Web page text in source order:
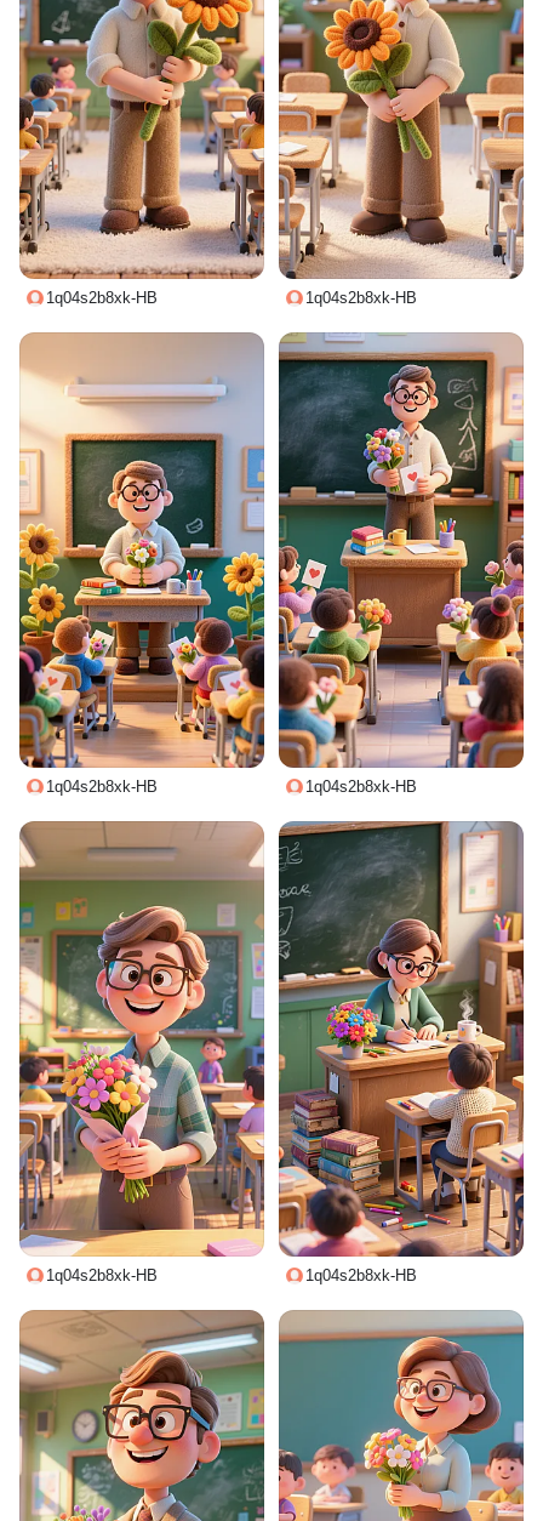
1q04s2b8xk-HB 1q04s2b8xk-HB
1q04s2b8xk-HB 1q04s2b8xk-HB
1q04s2b8xk-HB 1q04s2b8xk-HB